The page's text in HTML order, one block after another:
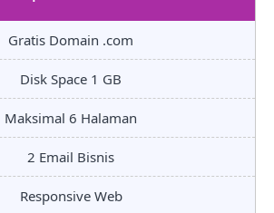
Gratis Domain .com
Disk Space 1 GB
Maksimal 6 Halaman
2 Email Bisnis
Responsive Web